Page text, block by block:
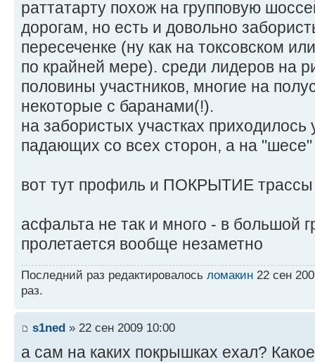
раттатарту похож на групповую
дорогам, но есть и довольно
пересеченке (ну как на токсовском
по крайней мере). среди лидеров на
половины участников, многие на
некоторые с баранами(!).
на забористых участках приходилось
падающих со всех сторон, а на "шесе"
вот тут профиль и ПОКРЫТИЕ
асфальта не так и много - в большой
пролетается вообще незаметно
Последний раз редактировалось ломакин 22 сен
раз.
s1ned » 22 сен 2009 10:00
а сам на каких покрышках ехал?